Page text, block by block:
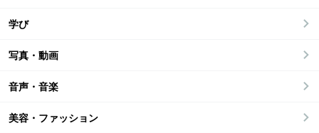
学び
写真・動画
音声・音楽
美容・ファッション